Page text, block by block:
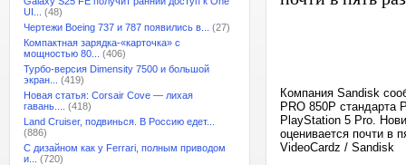
UI...
(48)
Чертежи Boeing 737 и 787 появились в...
(27)
Компактная зарядка-«карточка» с
мощностью 80...
(406)
Турбо-версия Dimensity 7500 и большой
экран...
(419)
Новая статья: Corsair Cove — лихая
гавань....
(418)
Land Cruiser, подвинься. В Россию едет...
(886)
С дизайном как у Ferrari, полным приводом
и...
(720)
Компания Sandisk
PRO 850P стандарта
PlayStation 5 Pro.
оценивается почти в
VideoCardz / Sandisk